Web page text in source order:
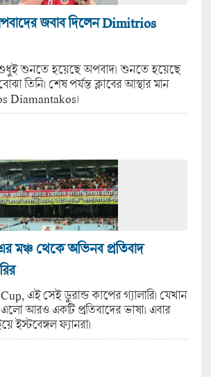
জবাব দিলেন Dimitrios
শুনতে হয়েছে অপবাদ। শুনতে হয়েছে
তিনি। শেষ পর্যন্ত ক্লাবের আস্থার মান
Diamantakos।
মঞ্চ থেকে অভিনব প্রতিবাদ
এই সেই ডুরান্ড কাপের গ্যালারি। যেখান
আরও একটি প্রতিবাদের ভাষা। এবার
ইস্টবেঙ্গল ফ্যানরা।